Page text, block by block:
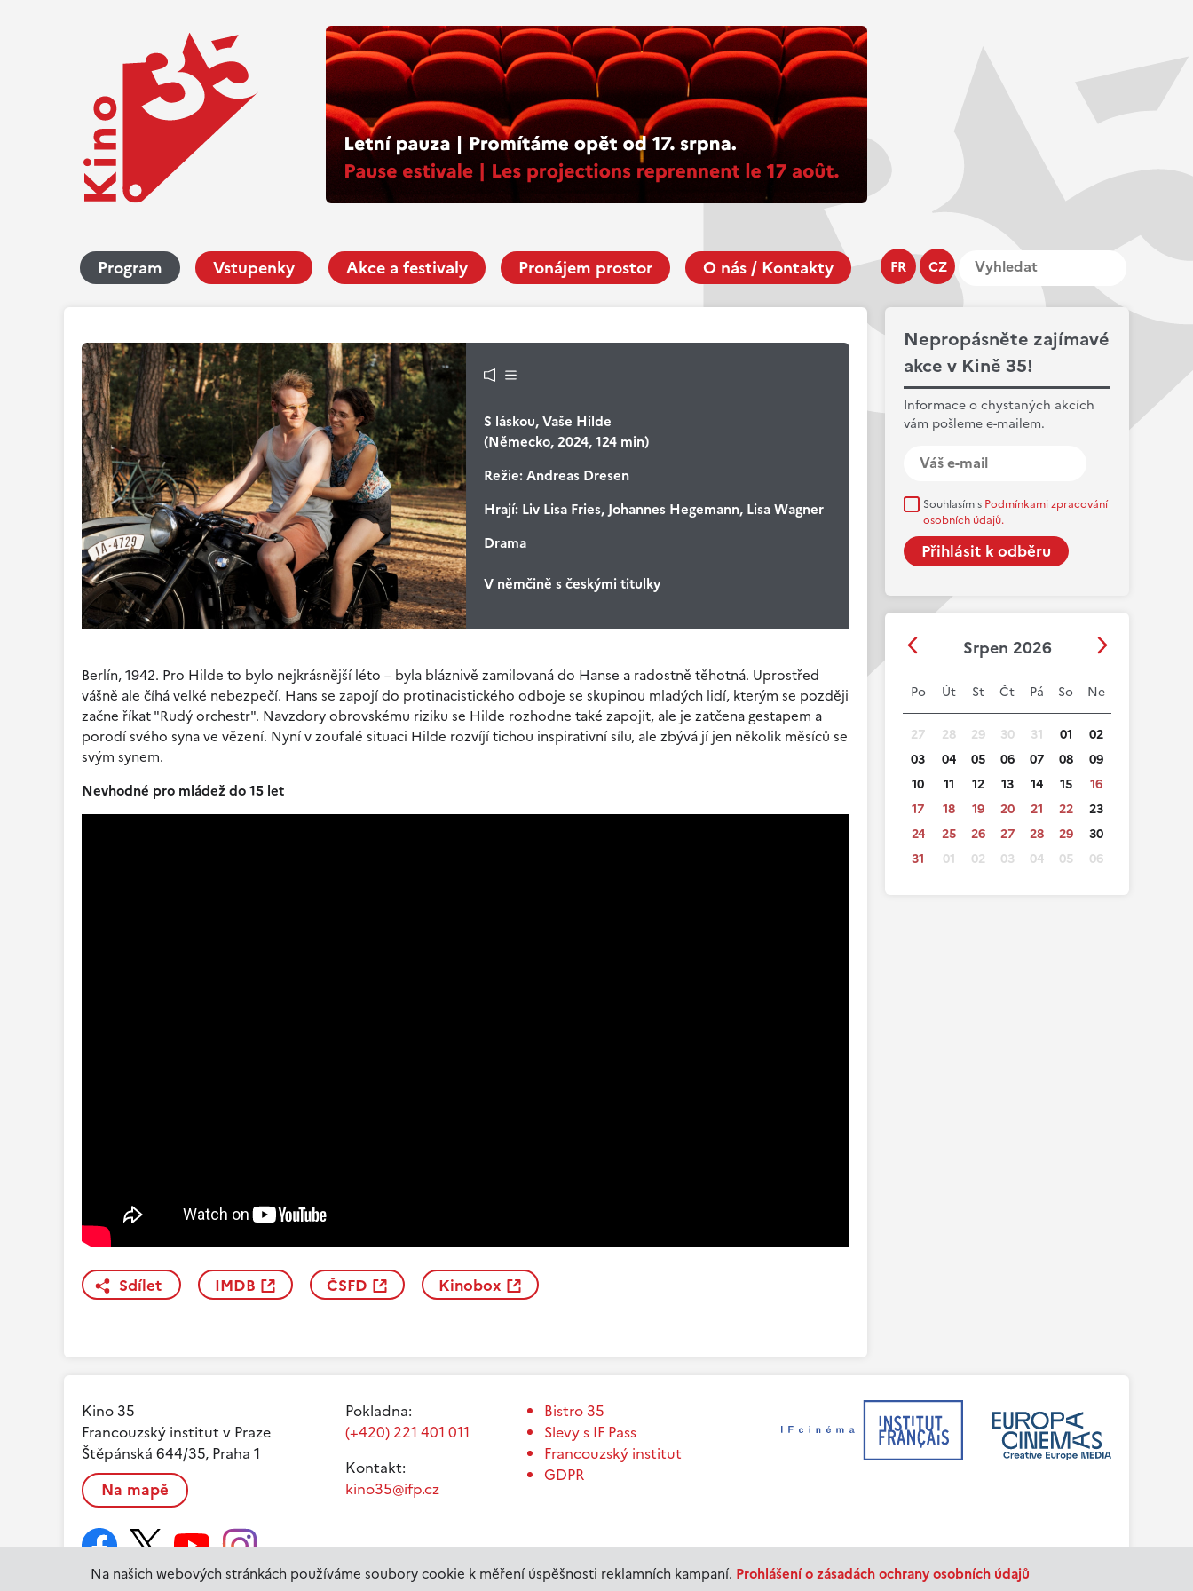
Na našich webových stránkách používáme soubory cookie k měření úspěšnosti reklamních kampaní. Prohlášení o zásadách ochrany osobních údajů
FR CZ
Program Vstupenky Akce a festivaly Pronájem prostor O nás / Kontakty
Nepropásněte zajímavé
akce v Kině 35!
Informace o chystaných akcích
vám pošleme e-mailem.
Souhlasím s Podmínkami zpracování
osobních údajů.
Srpen 2026
Po Út St Čt Pá So Ne
27 28 29 30 31 01
02
03
04 05 06 07 08
09
10
11 12 13 14 15
16
17
18 19 20 21 22
23
24
25 26 27 28 29
30
31
01 02 03 04 05 06
S láskou, Vaše Hilde
(Německo, 2024, 124 min)
Režie:Andreas Dresen
Hrají:Liv Lisa Fries, Johannes Hegemann, Lisa Wagner
Drama
V němčině s českými titulky
Berlín, 1942. Pro Hilde to bylo nejkrásnější léto – byla bláznivě zamilovaná do Hanse a radostně těhotná. Uprostřed
vášně ale číhá velké nebezpečí. Hans se zapojí do protinacistického odboje se skupinou mladých lidí, kterým se později
začne říkat "Rudý orchestr". Navzdory obrovskému riziku se Hilde rozhodne také zapojit, ale je zatčena gestapem a
porodí svého syna ve vězení. Nyní v zoufalé situaci Hilde rozvíjí tichou inspirativní sílu, ale zbývá jí jen několik měsíců se
svým synem.
Nevhodné pro mládež do 15 let
Sdílet IMDB ČSFD Kinobox
Kino 35
Francouzský institut v Praze
Štěpánská 644/35, Praha 1
Na mapě
Pokladna:
(+420) 221 401 011
Kontakt:
kino35@ifp.cz
Bistro 35
Slevy s IF Pass
Francouzský institut
GDPR